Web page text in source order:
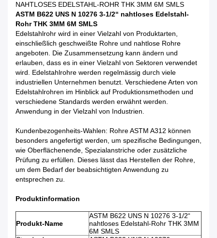
NAHTLOSES EDELSTAHL-ROHR THK 3MM 6M SMLS
ASTM B622 UNS N 10276 3-1/2“ nahtloses Edelstahl-
Rohr THK 3MM 6M SMLS
Edelstahlrohr wird in einer Vielzahl von Produktarten,
einschließlich geschweißte Rohre und nahtlose Rohre
angeboten. Die Zusammensetzung kann ändern und
erlauben, dass es in einer Vielzahl von Sektoren verwendet
wird. Edelstahlrohre werden regelmässig durch viele
industriellen Unternehmen benutzt. Verschiedene Arten von
Edelstahlrohren im Hinblick auf Produktionsmethoden und
verschiedene Standards werden erwähnt werden.
Anwendung in der Vielzahl von Industrien.
Kundenbezogenheits-Wahlen: Rohre ASTM A312 können
besonders angefertigt werden, um spezifische Bedingungen,
wie Oberflächenende, Spezialanstriche oder zusätzliche
Prüfung zu erfüllen. Dieses lässt das Herstellen der Rohre,
um dem Bedarf der beabsichtigten Anwendung zu
entsprechen zu.
Produktinformation
Produkt-Name
ASTM B622 UNS N 10276 3-1/2“
nahtloses Edelstahl-Rohr THK 3MM
6M SMLS